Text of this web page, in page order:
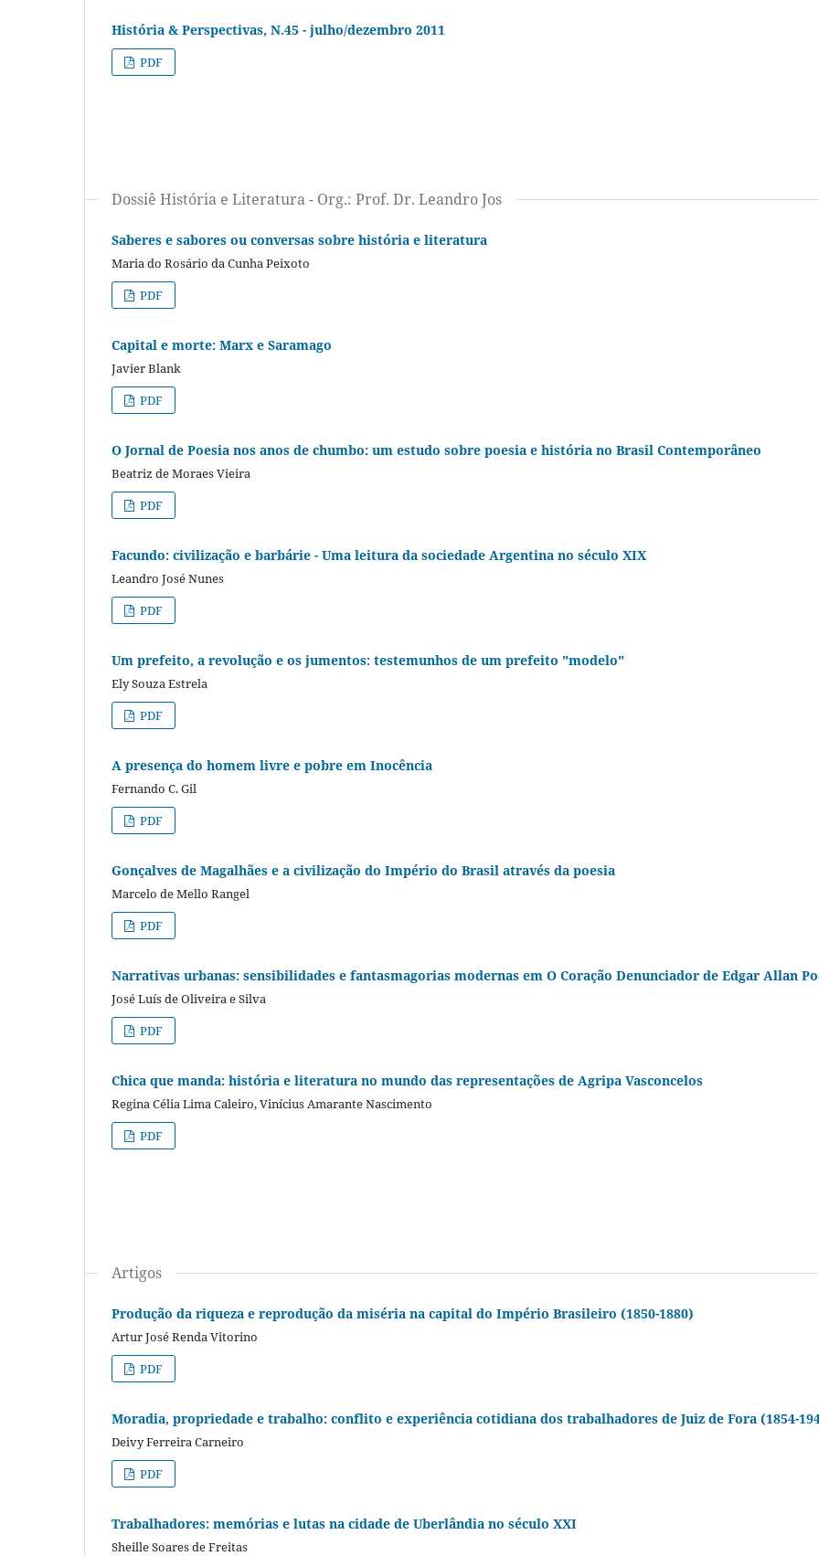
História & Perspectivas, N.45 - julho/dezembro 2011
PDF
Dossiê História e Literatura - Org.: Prof. Dr. Leandro Jos
Saberes e sabores ou conversas sobre história e literatura
Maria do Rosário da Cunha Peixoto
PDF
Capital e morte: Marx e Saramago
Javier Blank
PDF
O Jornal de Poesia nos anos de chumbo: um estudo sobre poesia e história no Brasil Contemporâneo
Beatriz de Moraes Vieira
PDF
Facundo: civilização e barbárie - Uma leitura da sociedade Argentina no século XIX
Leandro José Nunes
PDF
Um prefeito, a revolução e os jumentos: testemunhos de um prefeito "modelo"
Ely Souza Estrela
PDF
A presença do homem livre e pobre em Inocência
Fernando C. Gil
PDF
Gonçalves de Magalhães e a civilização do Império do Brasil através da poesia
Marcelo de Mello Rangel
PDF
Narrativas urbanas: sensibilidades e fantasmagorias modernas em O Coração Denunciador de Edgar Allan
José Luís de Oliveira e Silva
PDF
Chica que manda: história e literatura no mundo das representações de Agripa Vasconcelos
Regina Célia Lima Caleiro, Vinícius Amarante Nascimento
PDF
Artigos
Produção da riqueza e reprodução da miséria na capital do Império Brasileiro (1850-1880)
Artur José Renda Vitorino
PDF
Moradia, propriedade e trabalho: conflito e experiência cotidiana dos trabalhadores de Juiz de Fora (1854-
Deivy Ferreira Carneiro
PDF
Trabalhadores: memórias e lutas na cidade de Uberlândia no século XXI
Sheille Soares de Freitas